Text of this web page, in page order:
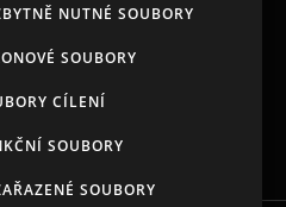
NUTNÉ SOUBORY
SOUBORY
CÍLENÍ
SOUBORY
SOUBORY